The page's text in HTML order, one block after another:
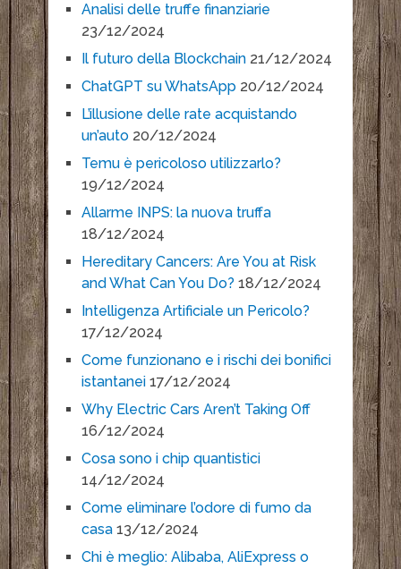
Analisi delle truffe finanziarie
23/12/2024
Il futuro della Blockchain 21/12/2024
ChatGPT su WhatsApp 20/12/2024
L’illusione delle rate acquistando
un’auto 20/12/2024
Temu è pericoloso utilizzarlo?
19/12/2024
Allarme INPS: la nuova truffa
18/12/2024
Hereditary Cancers: Are You at Risk
and What Can You Do? 18/12/2024
Intelligenza Artificiale un Pericolo?
17/12/2024
Come funzionano e i rischi dei bonifici
istantanei 17/12/2024
Why Electric Cars Aren’t Taking Off
16/12/2024
Cosa sono i chip quantistici
14/12/2024
Come eliminare l’odore di fumo da
casa 13/12/2024
Chi è meglio: Alibaba, AliExpress o